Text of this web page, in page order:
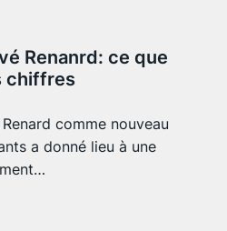
Renanrd: ce que
chiffres
comme nouveau
a donné lieu à une